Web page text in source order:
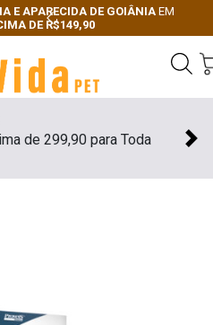
E APARECIDA DE GOIÂNIA EM
DE R$149,90
Previous
de 299,90 para Toda